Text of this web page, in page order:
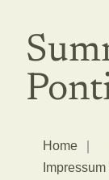
Home
Impressum